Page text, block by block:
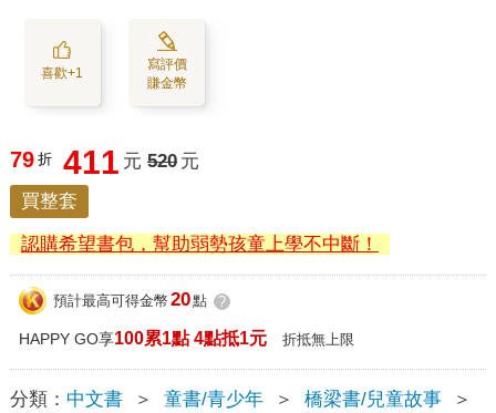
喜歡+1
寫評價
賺金幣
79 折 411 元 520 元
買整套
認購希望書包，幫助弱勢孩童上學不中斷！
預計最高可得金幣 20點 ?
HAPPY GO享100累1點 4點抵1元 折抵無上限
分類： 中文書 ＞ 童書/青少年 ＞ 橋梁書/兒童故事
＞